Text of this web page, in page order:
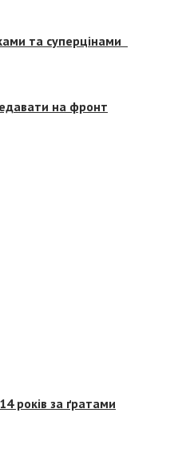
та суперцінами
на фронт
років за ґратами